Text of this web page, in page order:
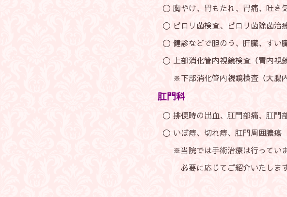
〇 胸やけ、胃もたれ、胃痛、吐き気、嘔吐
〇 ピロリ菌検査、ピロリ菌除菌治
〇 健診などで胆のう、肝臓、すい臓など
〇 上部消化管内視鏡検査（胃内視鏡検査
※下部消化管内視鏡検査（大腸内視鏡検
肛門科
〇 排便時の出血、肛門部痛、肛門部の
〇 いぼ痔、切れ痔、肛門周囲膿瘍
※当院では手術治療は行っていま
必要に応じてご紹介いたしま